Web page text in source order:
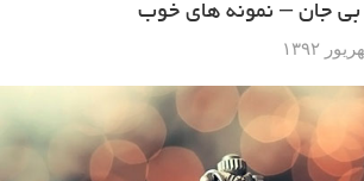
جان – نمونه های خوب